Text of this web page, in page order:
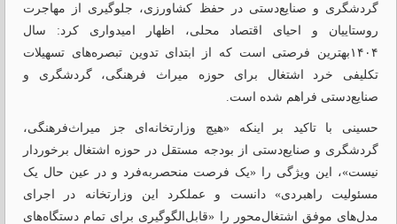
گردشگری و صنایع‌دستی در حفظ کشاورزی، جلوگیری از مهاجرت
روستاییان و احیای اقتصاد محلی، اظهار امیدواری کرد: سال
۱۴۰۴بهترین فرصتی است که از ابتدای تدوین تبصره‌های تسهیلات
تکلیفی خرد اشتغال برای حوزه میراث فرهنگی، گردشگری و
صنایع‌دستی فراهم شده است.
‏‎حسینی با تاکید بر اینکه «هیچ وزارتخانه‌ای جز میراث‌فرهنگی،
گردشگری و صنایع‌دستی از بودجه مستقل در حوزه اشتغال برخوردار
نیست»، این ویژگی را «یک فرصت منحصربه‌فرد و در عین حال یک
مسئولیت راهبردی» دانست و عملکرد این وزارتخانه در اجرای
مدل‌های موفق اشتغال‌محور را «قابل‌الگوگیری برای تمام دستگاه‌های